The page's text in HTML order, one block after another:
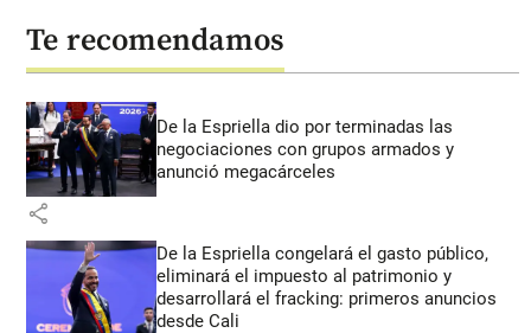
Te recomendamos
De la Espriella dio por terminadas las
negociaciones con grupos armados y
anunció megacárceles
share
De la Espriella congelará el gasto público,
eliminará el impuesto al patrimonio y
desarrollará el fracking: primeros anuncios
desde Cali